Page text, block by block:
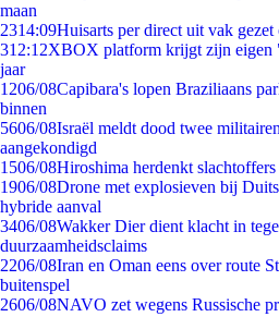
maan
2314:09Huisarts per direct uit vak
312:12XBOX platform krijgt zijn eigen
jaar
1206/08Capibara's lopen Braziliaans
binnen
5606/08Israël meldt dood twee
aangekondigd
1506/08Hiroshima herdenkt
1906/08Drone met explosieven bij
hybride aanval
3406/08Wakker Dier dient klacht in
duurzaamheidsclaims
2206/08Iran en Oman eens over route
buitenspel
2606/08NAVO zet wegens Russische